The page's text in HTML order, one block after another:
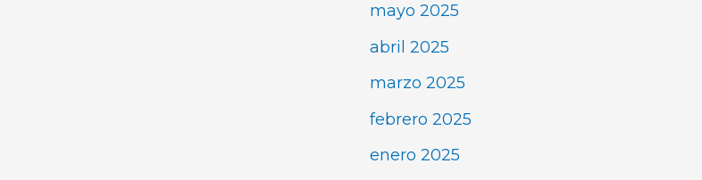
mayo 2025
abril 2025
marzo 2025
febrero 2025
enero 2025